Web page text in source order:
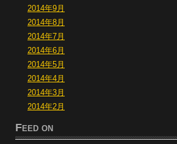
2014年9月
2014年8月
2014年7月
2014年6月
2014年5月
2014年4月
2014年3月
2014年2月
Feed on